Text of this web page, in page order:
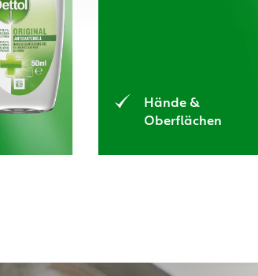
Hände &
Oberflächen